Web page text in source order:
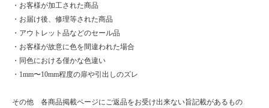
・お客様が加工された商品
・お届け後、修理等された商品
・アウトレット品などのセール品
・お客様が故意に色を間違われた場合
・同色における僅かな色違い
・1mm〜10mm程度の扉や引出しのズレ
その他 各商品掲載ページにご返品をお受け出来ない旨記載があるもの